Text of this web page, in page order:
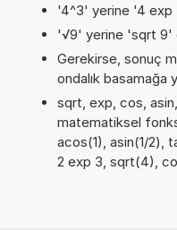
'4^3' yerine '4 exp
'√9' yerine 'sqrt 9'
Gerekirse, sonuç
ondalık basamağa
sqrt, exp, cos,
matematiksel
acos(1), asin(1/2),
2 exp 3, sqrt(4),